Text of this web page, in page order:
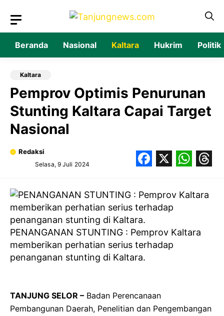
isi
Beranda Nasional Kaltara Hukrim Politik
Kaltara
Pemprov Optimis Penurunan
Stunting Kaltara Capai Target
Nasional
Redaksi
Selasa, 9 Juli 2024
PENANGANAN STUNTING : Pemprov Kaltara
memberikan perhatian serius terhadap
penanganan stunting di Kaltara.
TANJUNG SELOR – Badan Perencanaan
Pembangunan Daerah, Penelitian dan Pengembangan